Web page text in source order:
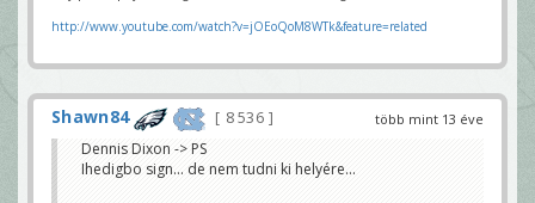
http://www.youtube.com/watch?v=jOEoQoM8WTk&feature=related
több mint 13 éve
Shawn84
8 536
Dennis Dixon -> PS
Ihedigbo sign... de nem tudni ki helyére...